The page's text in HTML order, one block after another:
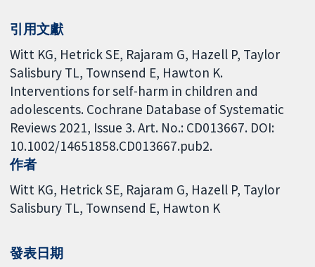
引用文獻
Witt KG, Hetrick SE, Rajaram G, Hazell P, Taylor
Salisbury TL, Townsend E, Hawton K.
Interventions for self-harm in children and
adolescents. Cochrane Database of Systematic
Reviews 2021, Issue 3. Art. No.: CD013667. DOI:
10.1002/14651858.CD013667.pub2.
作者
Witt KG Hetrick SE Rajaram G Hazell P Taylor
Salisbury TL Townsend E Hawton K
發表日期